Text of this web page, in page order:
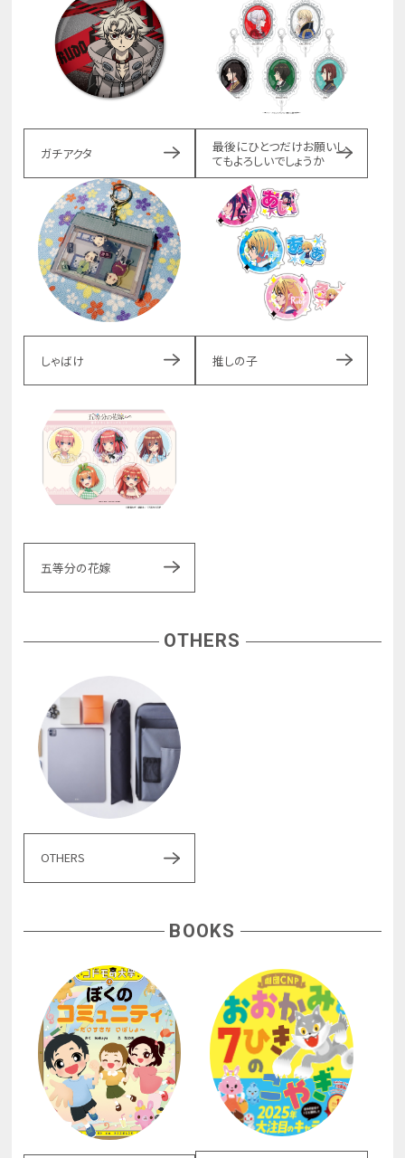
ガチアクタ
最後にひとつだけお願いし
てもよろしいでしょうか
しゃばけ 推しの子
五等分の花嫁
OTHERS
OTHERS
BOOKS